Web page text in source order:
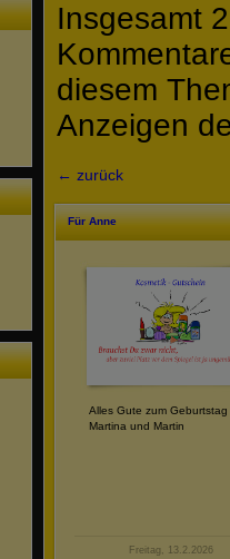
Insgesamt
diesem
Anzeigen
← zurück
Für Anne
Alles Gute zum Geburtstag
Martina und Martin
Freitag, 13.2.2026